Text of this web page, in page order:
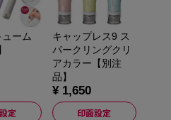
ーム
定
キャップレス9 ス
パークリングクリ
アカラー【別注
品】
¥ 1,650
印面設定